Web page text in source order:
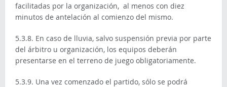
facilitadas por la organización, al menos con diez
minutos de antelación al comienzo del mismo.
5.3.8. En caso de lluvia, salvo suspensión previa por parte
del árbitro u organización, los equipos deberán
presentarse en el terreno de juego obligatoriamente.
5.3.9. Una vez comenzado el partido, sólo se podrá